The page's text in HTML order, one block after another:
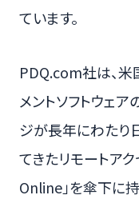
ています。
PDQ.com社は、
メントソフトウェ
ジが長年にわたり
てきたリモートアク
Online」を傘下に